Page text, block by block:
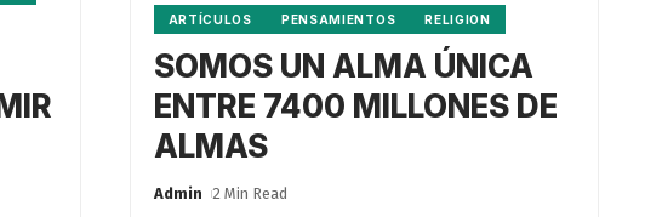
ARTÍCULOS PENSAMIENTOS RELIGION
SOMOS UN ALMA ÚNICA
ENTRE 7400 MILLONES DE
ALMAS
Admin 2 Min Read